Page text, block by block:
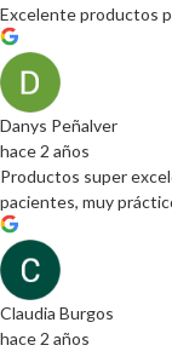
Excelente productos
Danys Peñalver
hace 2 años
Productos super
pacientes, muy
Claudia Burgos
hace 2 años